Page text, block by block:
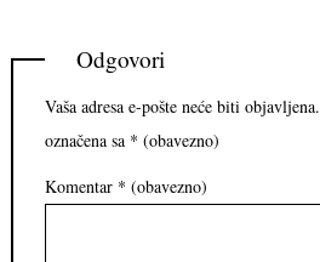
Odgovori
Vaša adresa e-pošte neće biti objavljena.
označena sa * (obavezno)
Komentar * (obavezno)